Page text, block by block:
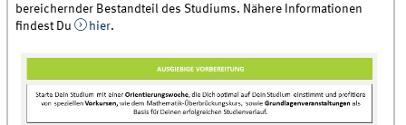
bereichernder Bestandteil des Studiums. Nähere Informationen
findest Du
hier.